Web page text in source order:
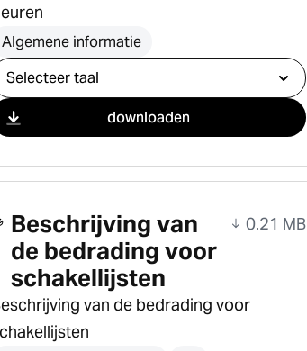
Algemene informatie
download
downloaden
Beschrijving van
de bedrading voor
schakellijsten
0.21 MB
van de bedrading voor